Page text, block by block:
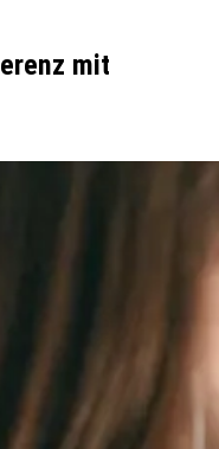
mit